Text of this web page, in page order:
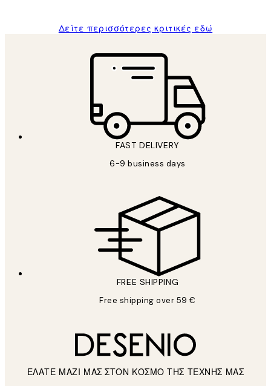
Δείτε περισσότερες κριτικές εδώ
FAST DELIVERY
6-9 business days
FREE SHIPPING
Free shipping over 59 €
ΕΛΑΤΕ ΜΑΖΙ ΜΑΣ ΣΤΟΝ ΚΟΣΜΟ ΤΗΣ ΤΕΧΝΗΣ ΜΑΣ